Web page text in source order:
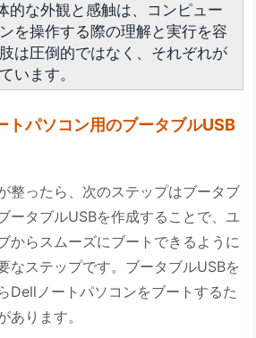
的な外観と感触は、コンピュー
を操作する際の理解と実行を容
は圧倒的ではなく、それぞれが
います。
トパソコン用のブータブルUSB
整ったら、次のステップはブータブ
ータブルUSBを作成することで、ユ
からスムーズにブートできるように
なステップです。ブータブルUSBを
Dellノートパソコンをブートするた
あります。